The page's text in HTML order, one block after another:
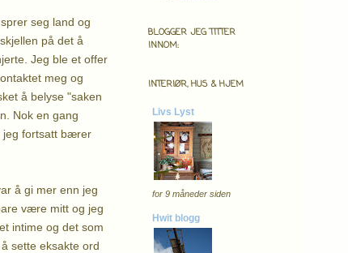
seg land og
på det å
Jeg ble et offer
meg og
å belyse "saken
Nok en gang
jeg fortsatt bærer
å gi mer enn jeg
være mitt og jeg
intime og det som
sette eksakte ord
BLOGGER JEG TITTER
INNOM:
INTERIØR, HUS & HJEM
Livs Lyst
for 9 måneder siden
Hwit blogg